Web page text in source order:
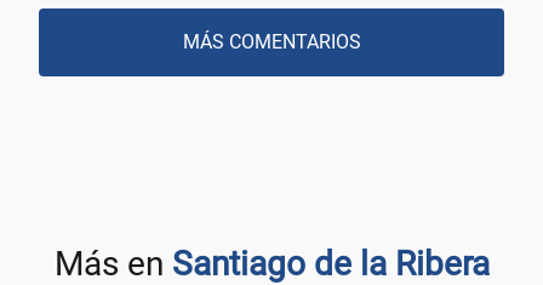
MÁS COMENTARIOS
Más en Santiago de la Ribera